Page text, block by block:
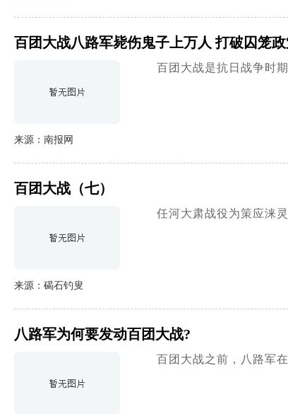
百团大战八路军毙伤鬼子上万人 打破囚笼
百团大战是抗日战争时
来源：南报网
百团大战（七）
任河大肃战役为策应涞
来源：碣石钓叟
八路军为何要发动百团大战?
百团大战之前，八路军